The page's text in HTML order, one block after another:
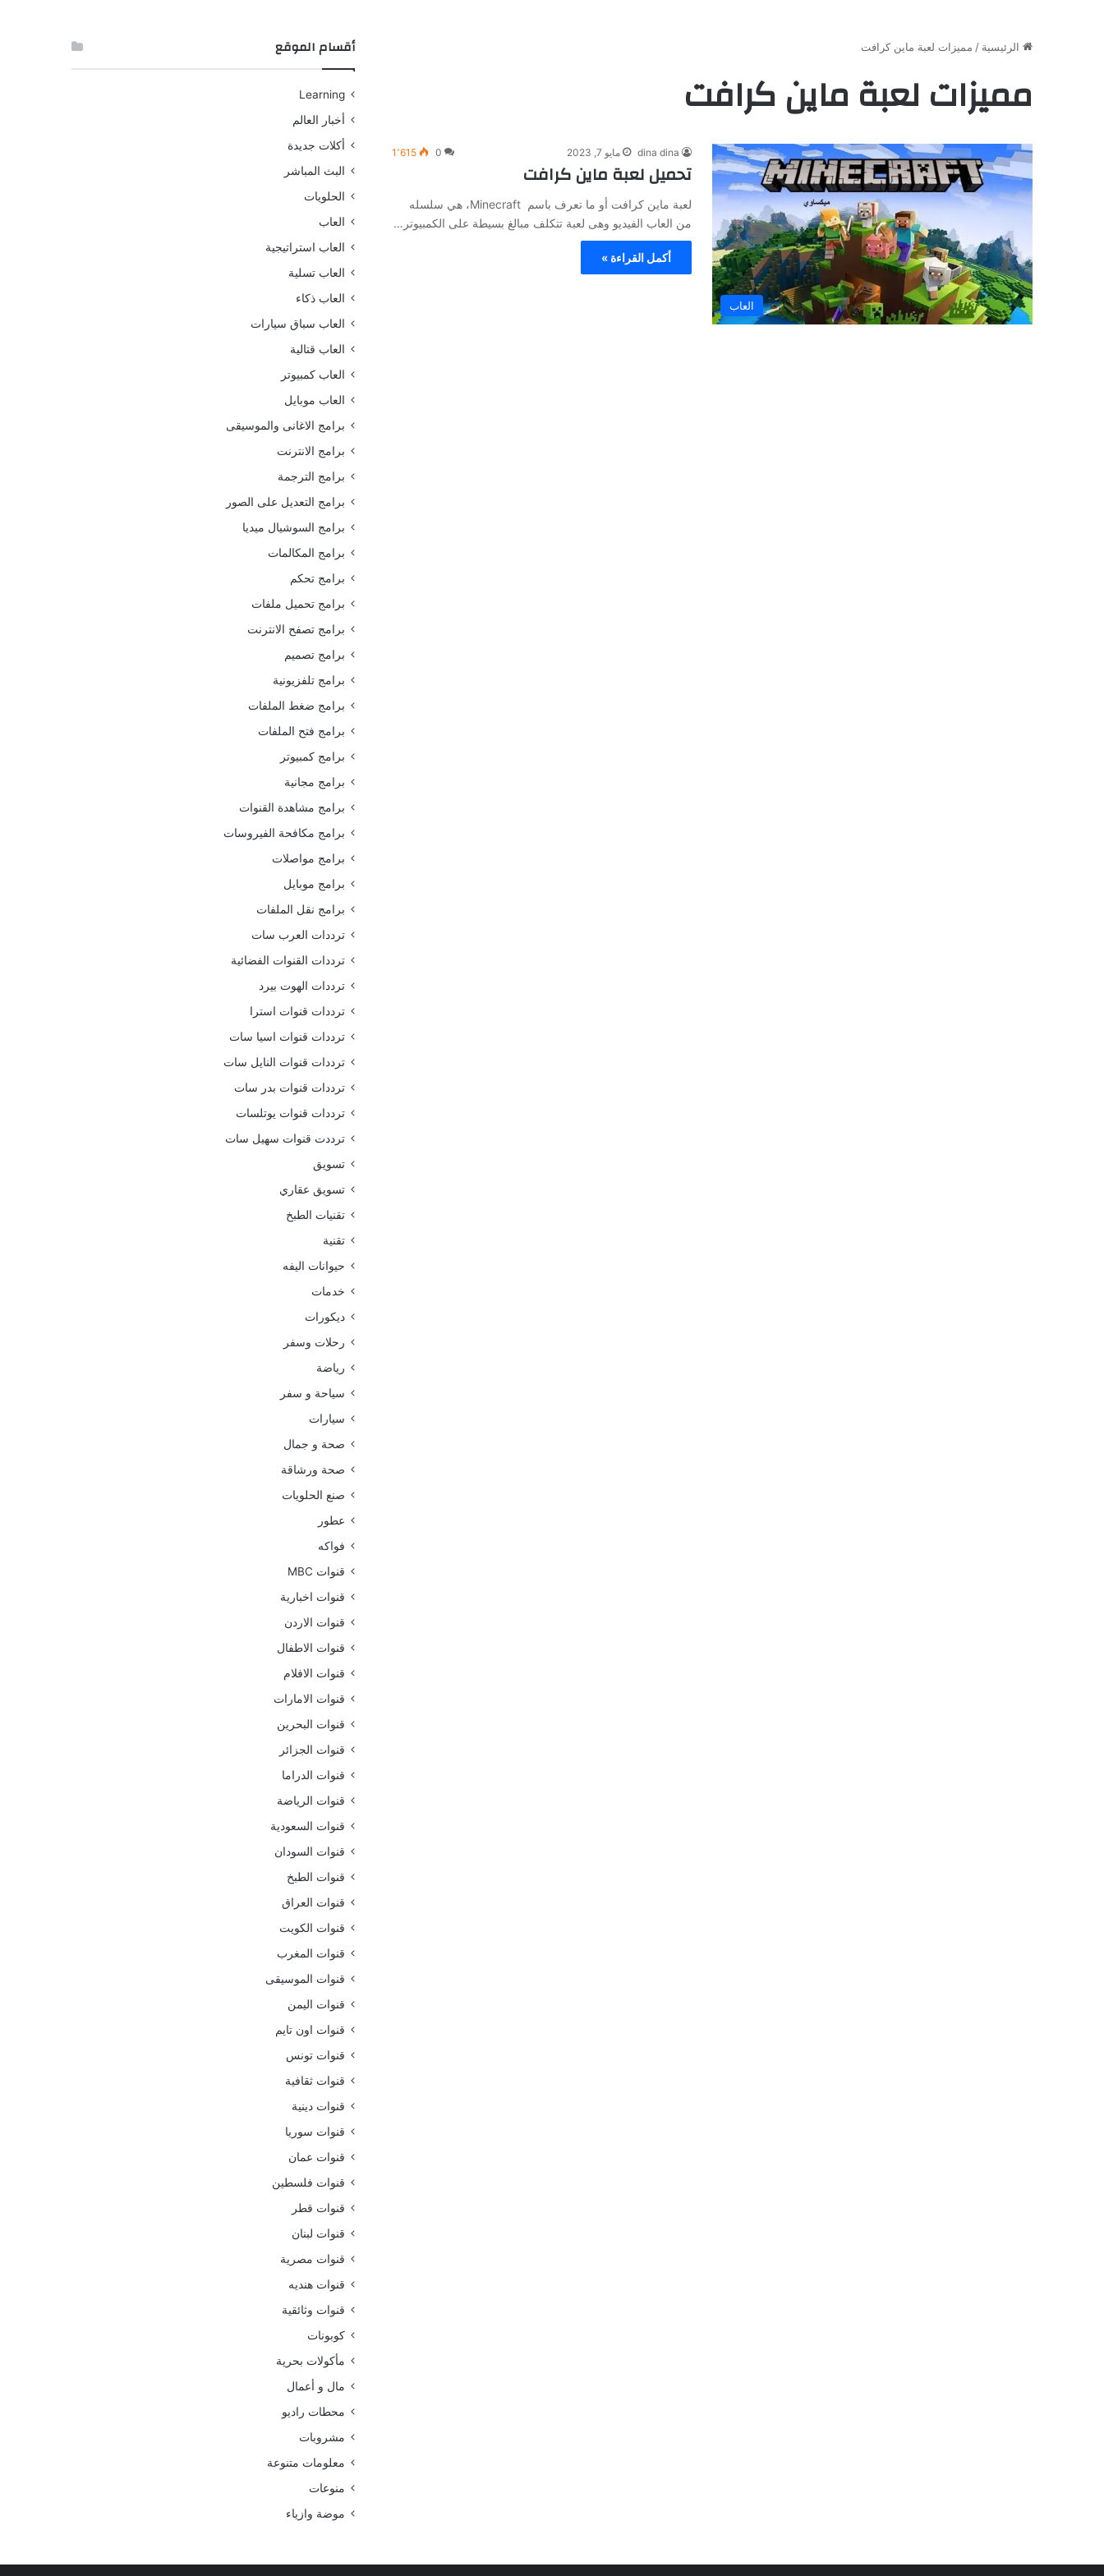
الرئيسية / مميزات لعبة ماين كرافت
مميزات لعبة ماين كرافت
العاب
dina dina مايو 7, 2023 0 1٬615
تحميل لعبة ماين كرافت
لعبة ماين كرافت أو ما تعرف باسم Minecraft، هي سلسله
من العاب الفيديو وهى لعبة تتكلف مبالغ بسيطة على الكمبيوتر…
أكمل القراءة »
أقسام الموقع
Learning
أخبار العالم
أكلات جديدة
البث المباشر
الحلويات
العاب
العاب استراتيجية
العاب تسلية
العاب ذكاء
العاب سباق سيارات
العاب قتالية
العاب كمبيوتر
العاب موبايل
برامج الاغانى والموسيقى
برامج الانترنت
برامج الترجمة
برامج التعديل على الصور
برامج السوشيال ميديا
برامج المكالمات
برامج تحكم
برامج تحميل ملفات
برامج تصفح الانترنت
برامج تصميم
برامج تلفزيونية
برامج ضغط الملفات
برامج فتح الملفات
برامج كمبيوتر
برامج مجانية
برامج مشاهدة القنوات
برامج مكافحة الفيروسات
برامج مواصلات
برامج موبايل
برامج نقل الملفات
ترددات العرب سات
ترددات القنوات الفضائية
ترددات الهوت بيرد
ترددات قنوات استرا
ترددات قنوات اسيا سات
ترددات قنوات النايل سات
ترددات قنوات بدر سات
ترددات قنوات يوتلسات
ترددت قنوات سهيل سات
تسويق
تسويق عقاري
تقنيات الطبخ
تقنية
حيوانات اليفه
خدمات
ديكورات
رحلات وسفر
رياضة
سياحة و سفر
سيارات
صحة و جمال
صحة ورشاقة
صنع الحلويات
عطور
فواكه
قنوات MBC
قنوات اخبارية
قنوات الاردن
قنوات الاطفال
قنوات الافلام
قنوات الامارات
قنوات البحرين
قنوات الجزائر
قنوات الدراما
قنوات الرياضة
قنوات السعودية
قنوات السودان
قنوات الطبخ
قنوات العراق
قنوات الكويت
قنوات المغرب
قنوات الموسيقى
قنوات اليمن
قنوات اون تايم
قنوات تونس
قنوات ثقافية
قنوات دينية
قنوات سوريا
قنوات عمان
قنوات فلسطين
قنوات قطر
قنوات لبنان
قنوات مصرية
قنوات هنديه
قنوات وثائقية
كوبونات
مأكولات بحرية
مال و أعمال
محطات راديو
مشروبات
معلومات متنوعة
منوعات
موضة وازياء